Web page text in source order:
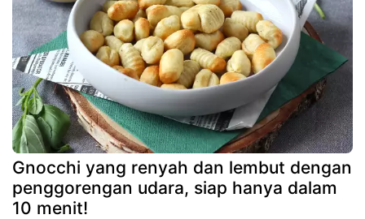
Gnocchi yang renyah dan lembut dengan
penggorengan udara, siap hanya dalam
10 menit!